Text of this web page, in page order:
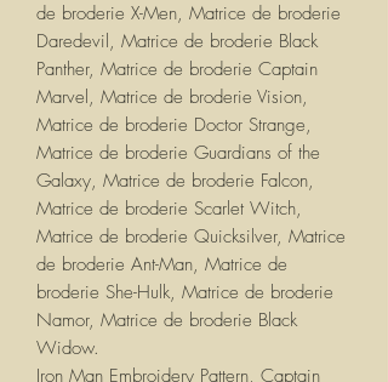
de broderie X-Men, Matrice de broderie
Daredevil, Matrice de broderie Black
Panther, Matrice de broderie Captain
Marvel, Matrice de broderie Vision,
Matrice de broderie Doctor Strange,
Matrice de broderie Guardians of the
Galaxy, Matrice de broderie Falcon,
Matrice de broderie Scarlet Witch,
Matrice de broderie Quicksilver, Matrice
de broderie Ant-Man, Matrice de
broderie She-Hulk, Matrice de broderie
Namor, Matrice de broderie Black
Widow.
Iron Man Embroidery Pattern, Captain